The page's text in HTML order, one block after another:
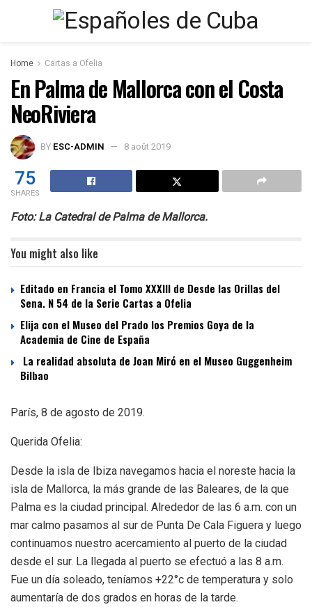
Home Cartas a Ofelia
En Palma de Mallorca con el Costa
NeoRiviera
BY ESC-ADMIN 8 août 2019
75
SHARES
Foto: La Catedral de Palma de Mallorca.
You might also like
Editado en Francia el Tomo XXXIII de Desde las Orillas del
Sena. N 54 de la Serie Cartas a Ofelia
Elija con el Museo del Prado los Premios Goya de la
Academia de Cine de España
La realidad absoluta de Joan Miró en el Museo Guggenheim
Bilbao
París, 8 de agosto de 2019.
Querida Ofelia:
Desde la isla de Ibiza navegamos hacia el noreste hacia la
isla de Mallorca, la más grande de las Baleares, de la que
Palma es la ciudad principal. Alrededor de las 6 a.m. con un
mar calmo pasamos al sur de Punta De Cala Figuera y luego
continuamos nuestro acercamiento al puerto de la ciudad
desde el sur. La llegada al puerto se efectuó a las 8 a.m.
Fue un día soleado, teníamos +22°c de temperatura y solo
aumentaría de dos grados en horas de la tarde.